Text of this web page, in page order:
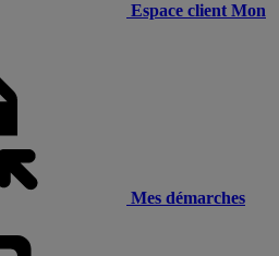
Espace client Mon
Mes démarches